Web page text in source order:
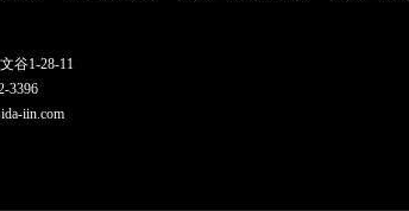
谷1-28-11
3396
iin.com